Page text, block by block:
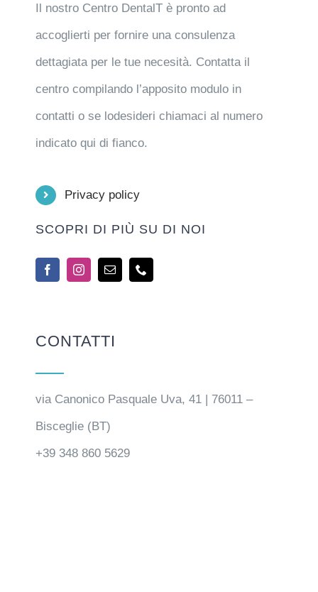
Il nostro Centro DentalT è pronto ad
accoglierti per fornire una consulenza
dettagiata per le tue necesità. Contatta il
centro compilando l’apposito modulo in
contatti o se lodesideri chiamaci al numero
indicato qui di fianco.
Privacy policy
SCOPRI DI PIÙ SU DI NOI
CONTATTI
via Canonico Pasquale Uva, 41 | 76011 –
Bisceglie (BT)
+39 348 860 5629